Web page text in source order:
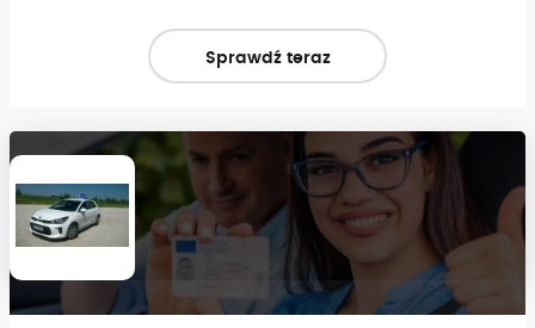
Sprawdź teraz